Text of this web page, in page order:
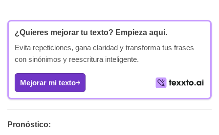
¿Quieres mejorar tu texto? Empieza aquí.
Evita repeticiones, gana claridad y transforma tus frases
con sinónimos y reescritura inteligente.
Mejorar mi texto
Pronóstico: